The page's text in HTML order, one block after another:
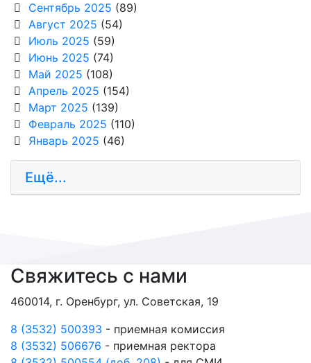
Сентябрь 2025 (89)
Август 2025 (54)
Июль 2025 (59)
Июнь 2025 (74)
Май 2025 (108)
Апрель 2025 (154)
Март 2025 (139)
Февраль 2025 (110)
Январь 2025 (46)
Ещё...
Свяжитесь с нами
460014, г. Оренбург, ул. Советская, 19
8 (3532) 500393 - приемная комиссия
8 (3532) 506676 - приемная ректора